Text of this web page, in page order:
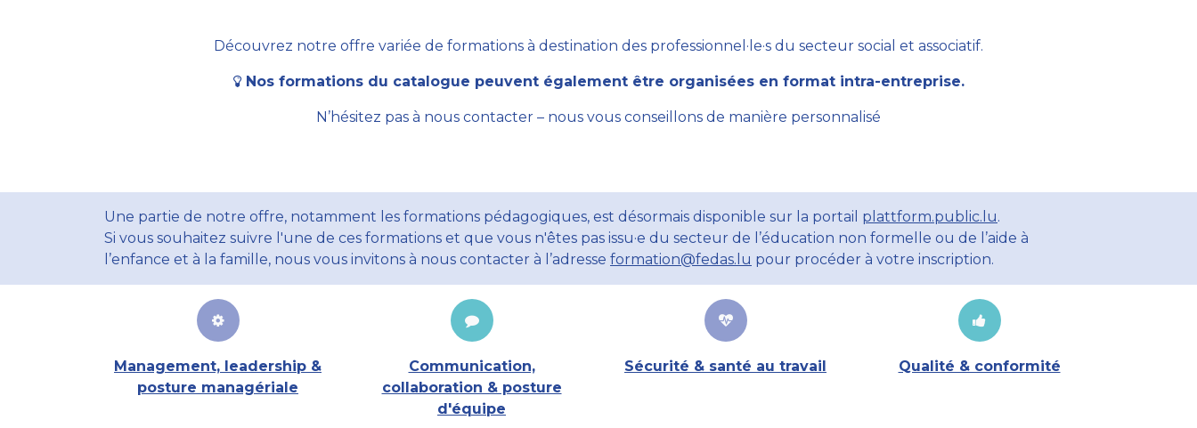
Découvrez notre offre variée de formations à destination des professionnel·le·s du secteur social et associatif.
Nos formations du catalogue peuvent également être organisées en format intra-entreprise.
N’hésitez pas à nous contacter – nous vous conseillons de manière personnalisé
Une partie de notre offre, notamment les formations pédagogiques, est désormais disponible sur la portail plattform.public.lu.
Si vous souhaitez suivre l'une de ces formations et que vous n'êtes pas issu·e du secteur de l’éducation non formelle ou de l’aide à
l’enfance et à la famille, nous vous invitons à nous contacter à l’adresse formation@fedas.lu pour procéder à votre inscription.
Management, leadership &
posture managériale
Communication,
collaboration & posture
d'équipe
Sécurité & santé au travail Qualité & conformité